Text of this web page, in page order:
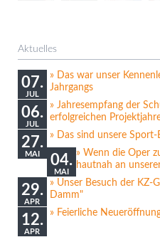
Aktuelles
07.
JUL
Das war unser
Jahrgangs
06.
JUL
Jahresempfang der
erfolgreichen
27.
MAI
Das sind unsere
04.
MAI
Wenn die Oper
hautnah an
29.
APR
Unser Besuch der KZ-
Damm"
12.
APR
Feierliche